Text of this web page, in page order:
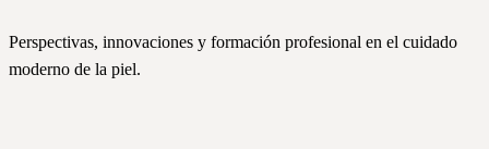
Perspectivas, innovaciones y formación profesional en el cuidado
moderno de la piel.